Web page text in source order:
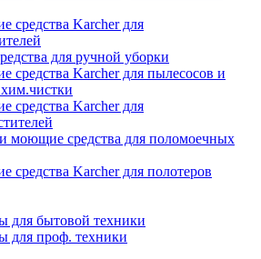
средства Karcher для
для ручной уборки
средства Karcher для пылесосов и
средства Karcher для
моющие средства для поломоечных
средства Karcher для полотеров
для бытовой техники
для проф. техники